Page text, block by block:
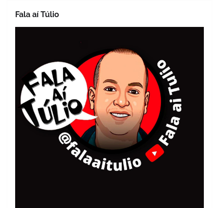
Fala aí Túlio